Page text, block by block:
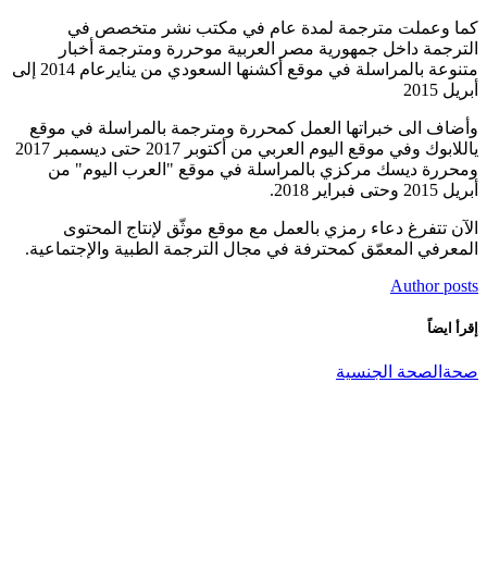
كما وعملت مترجمة لمدة عام في مكتب نشر متخصص في
الترجمة داخل جمهورية مصر العربية موحررة ومترجمة أخبار
متنوعة بالمراسلة في موقع أكشنها السعودي من ينايرعام 2014 إلى
أبريل 2015
وأضاف الى خبراتها العمل كمحررة ومترجمة بالمراسلة في موقع
ياللابوك وفي موقع اليوم العربي من أكتوبر 2017 حتى ديسمبر 2017
ومحررة ديسك مركزي بالمراسلة في موقع "العرب اليوم" من
أبريل 2015 وحتى فبراير 2018.
الآن تتفرغ دعاء رمزي بالعمل مع موقع موثّق لإنتاج المحتوى
المعرفي المعمّق كمحترفة في مجال الترجمة الطبية والإجتماعية.
Author posts
إقرأ ايضاً
صحة الصحة الجنسية